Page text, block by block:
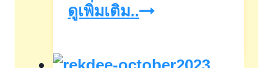
ดูเพิ่มเติม..ฤกษ์
กันยายน2566